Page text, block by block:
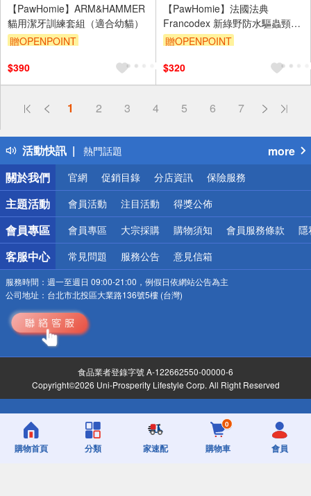
【PawHomie】ARM&HAMMER
貓用潔牙訓練套組（適合幼貓）
贈OPENPOINT
$390
【PawHomie】法國法典
Francodex 新綠野防水驅蟲頸圈
（貓用2kg以上）防跳蚤 壁蝨 長
贈OPENPOINT
$320
1 2 3 4 5 6 7
活動快訊
偏遠地區配送
得獎公告
熱門話題
銀行優惠
偏遠地區配送
詐騙網頁！請小心！
more
關於我們
官網 促銷目錄 分店資訊 保險服務
主題活動 會員活動 注目活動 得獎公佈
會員專區 會員專區 大宗採購 購物須知 會員服務條款 隱
客服中心 常見問題 服務公告 意見信箱
服務時間： 週一至週日 09:00-21:00，例假日依網站公告為主
公司地址： 台北市北投區大業路136號5樓 (台灣)
食品業者登錄字號 A-122662550-00000-6
Copyright©2026 Uni-Prosperity Lifestyle Corp. All Right Reserved
購物首頁 分類 家速配
0
購物車 會員